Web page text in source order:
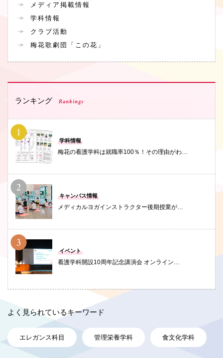
メディア掲載情報
学科情報
クラブ活動
梅花歌劇団「この花」
ランキング Rankings
学科情報
梅花の看護学科は就職率100％！その理由がわ…
キャンパス情報
メディカルヨガインストラクター後期授業が…
イベント
看護学科開設10周年記念講演会 オンライン…
よく見られているキーワード
エレガンス科目 管理栄養学科 食文化学科